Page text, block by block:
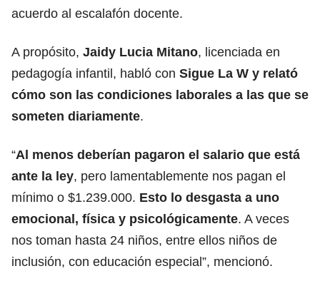
acuerdo al escalafón docente.
A propósito, Jaidy Lucia Mitano, licenciada en
pedagogía infantil, habló con Sigue La W y relató
cómo son las condiciones laborales a las que se
someten diariamente.
“Al menos deberían pagaron el salario que está
ante la ley, pero lamentablemente nos pagan el
mínimo o $1.239.000. Esto lo desgasta a uno
emocional, física y psicológicamente. A veces
nos toman hasta 24 niños, entre ellos niños de
inclusión, con educación especial”, mencionó.